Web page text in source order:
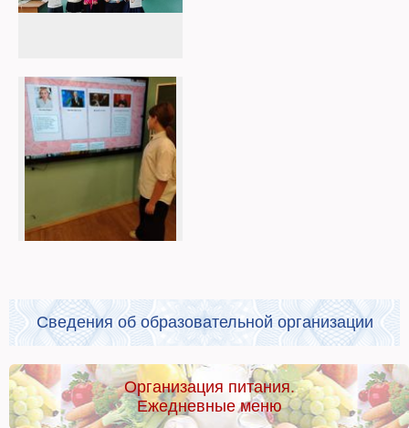
Сведения об образовательной организации
Организация питания.
Ежедневные меню